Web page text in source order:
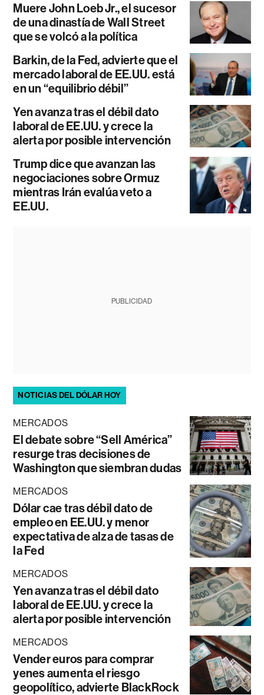
Muere John Loeb Jr., el sucesor
de una dinastía de Wall Street
que se volcó a la política
Barkin, de la Fed, advierte que el
mercado laboral de EE.UU. está
en un “equilibrio débil”
Yen avanza tras el débil dato
laboral de EE.UU. y crece la
alerta por posible intervención
Trump dice que avanzan las
negociaciones sobre Ormuz
mientras Irán evalúa veto a
EE.UU.
PUBLICIDAD
NOTICIAS DEL DÓLAR HOY
MERCADOS
El debate sobre “Sell América”
resurge tras decisiones de
Washington que siembran dudas
MERCADOS
Dólar cae tras débil dato de
empleo en EE.UU. y menor
expectativa de alza de tasas de
la Fed
MERCADOS
Yen avanza tras el débil dato
laboral de EE.UU. y crece la
alerta por posible intervención
MERCADOS
Vender euros para comprar
yenes aumenta el riesgo
geopolítico, advierte BlackRock